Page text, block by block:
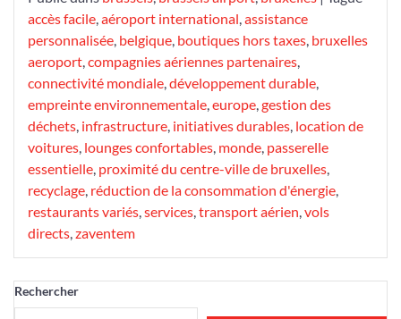
accès facile,aéroport international,assistance
personnalisée, belgique, boutiques hors taxes, bruxelles
aeroport,compagnies aériennes partenaires,
connectivité mondiale,développement durable,
empreinte environnementale,europe,gestion des
déchets, infrastructure, initiatives durables, location de
voitures, lounges confortables, monde, passerelle
essentielle, proximité du centre-ville de bruxelles,
recyclage, réduction de la consommation d'énergie,
restaurants variés,services,transport aérien,vols
directs,zaventem
Rechercher